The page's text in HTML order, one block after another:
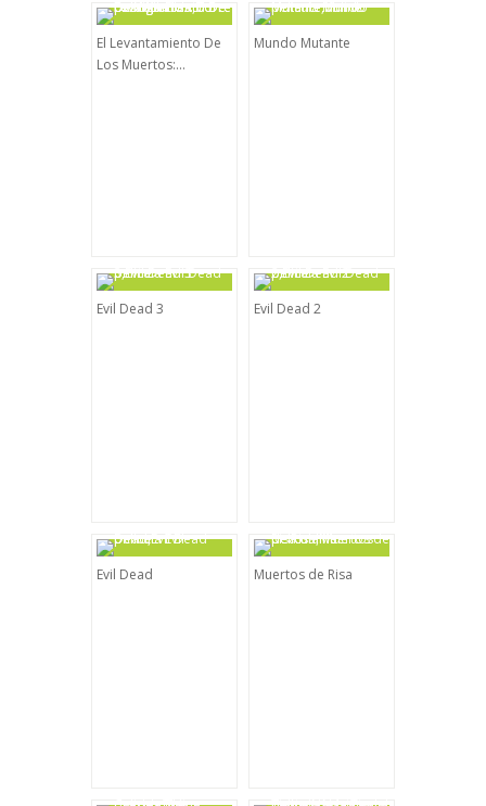
El Levantamiento De
Los Muertos:...
Mundo Mutante
Evil Dead 3 Evil Dead 2
Evil Dead Muertos de Risa